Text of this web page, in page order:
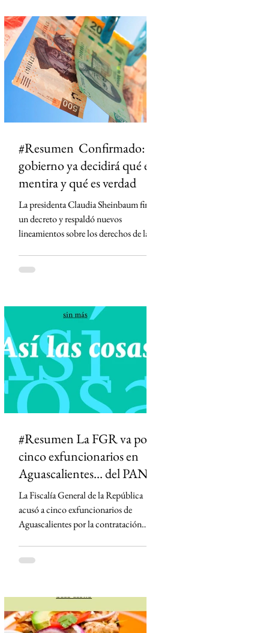
llave distinta y, con cada página, la
ciudad dejó de ser un punto en el mapa
para convertirse en un territorio de
historias. El primero en t
#Resumen Confirmado: el
gobierno ya decidirá qué es
mentira y qué es verdad
La presidenta Claudia Sheinbaum firmó
un decreto y respaldó nuevos
lineamientos sobre los derechos de las
códigos de ética, defensores de las
diferenciar información de opinión. La
medida desató críticas de medios,
periodistas y la oposición, que advierten
que podría abrir la puerta a la censura y
permitir que el Estado influya en la
definición de qué información es veraz.
#Resumen La FGR va por
cinco exfuncionarios en
Aguascalientes... del PAN
La Fiscalía General de la República
acusó a cinco exfuncionarios de
Aguascalientes por la contratación
infraestructura energética y terminó
fraude millonario. Aunque el convenio
fue aprobado cuando la hoy
gobernadora panista Teresa Jiménez era